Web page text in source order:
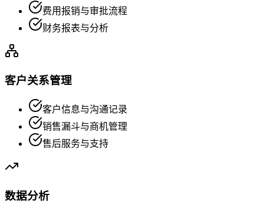
费用报销与审批流程
财务报表与分析
客户关系管理
客户信息与沟通记录
销售漏斗与商机管理
售后服务与支持
数据分析